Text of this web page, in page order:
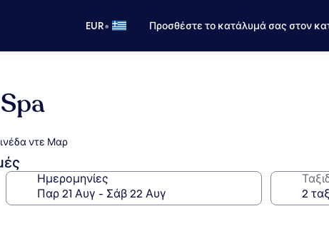
EUR• Προσθέστε το κατάλυμά σας στον
ντε Μαρ
Ημερομηνίες